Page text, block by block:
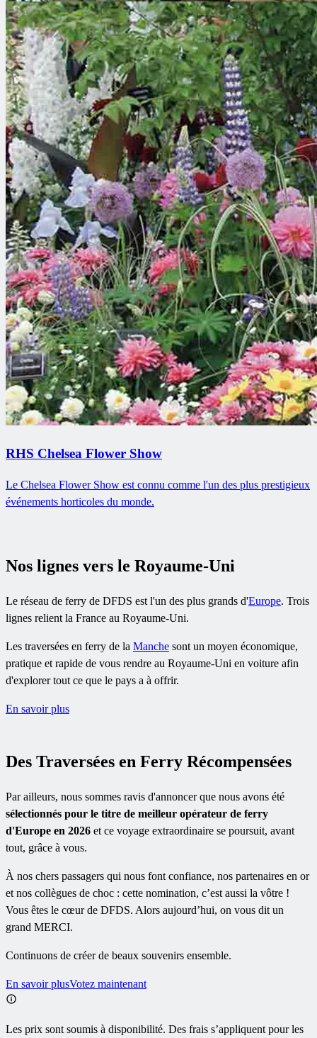
RHS Chelsea Flower Show
Le Chelsea Flower Show est connu comme l'un des plus prestigieux
événements horticoles du monde.
Nos lignes vers le Royaume-Uni
Le réseau de ferry de DFDS est l'un des plus grands d'Europe. Trois
lignes relient la France au Royaume-Uni.
Les traversées en ferry de la Manche sont un moyen économique,
pratique et rapide de vous rendre au Royaume-Uni en voiture afin
d'explorer tout ce que le pays a à offrir.
En savoir plus
Des Traversées en Ferry Récompensées
Par ailleurs, nous sommes ravis d'annoncer que nous avons été
sélectionnés pour le titre de meilleur opérateur de ferry
d'Europe en 2026 et ce voyage extraordinaire se poursuit, avant
tout, grâce à vous.
À nos chers passagers qui nous font confiance, nos partenaires en or
et nos collègues de choc : cette nomination, c’est aussi la vôtre !
Vous êtes le cœur de DFDS. Alors aujourd’hui, on vous dit un
grand MERCI.
Continuons de créer de beaux souvenirs ensemble.
En savoir plusVotez maintenant
Les prix sont soumis à disponibilité. Des frais s’appliquent pour les